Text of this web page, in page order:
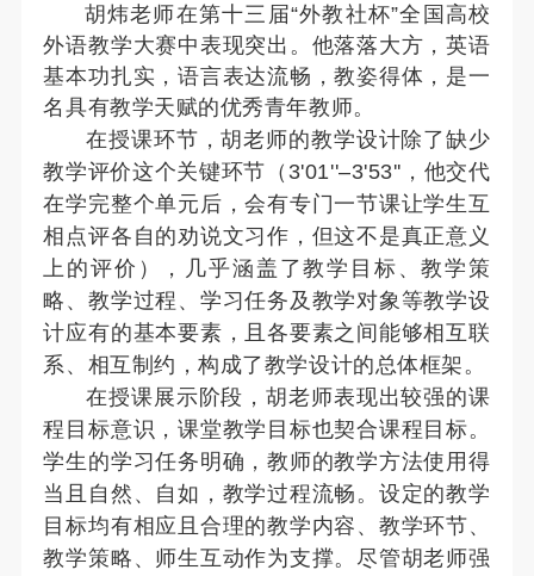
胡炜老师在第十三届“外教社杯”全国高校
外语教学大赛中表现突出。他落落大方，英语
基本功扎实，语言表达流畅，教姿得体，是一
名具有教学天赋的优秀青年教师。
在授课环节，胡老师的教学设计除了缺少
教学评价这个关键环节（3'01''–3'53''，他交代
在学完整个单元后，会有专门一节课让学生互
相点评各自的劝说文习作，但这不是真正意义
上的评价），几乎涵盖了教学目标、教学策
略、教学过程、学习任务及教学对象等教学设
计应有的基本要素，且各要素之间能够相互联
系、相互制约，构成了教学设计的总体框架。
在授课展示阶段，胡老师表现出较强的课
程目标意识，课堂教学目标也契合课程目标。
学生的学习任务明确，教师的教学方法使用得
当且自然、自如，教学过程流畅。设定的教学
目标均有相应且合理的教学内容、教学环节、
教学策略、师生互动作为支撑。尽管胡老师强